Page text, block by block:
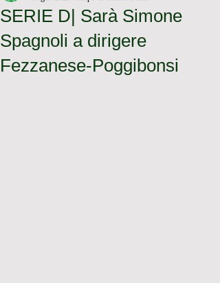
SERIE D| Sarà Simone
Spagnoli a dirigere
Fezzanese-Poggibonsi